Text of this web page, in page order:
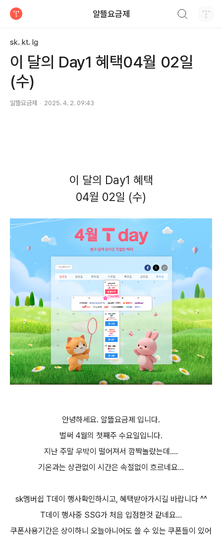
알뜰요금제
sk. kt. lg
이 달의 Day1 혜택04월 02일
(수)
알뜰요금제 2025. 4. 2. 09:43
이 달의 Day1 혜택
04월 02일 (수)
안녕하세요. 알뜰요금제 입니다.
벌써 4월의 첫째주 수요일입니다.
지난 주말 우박이 떨어져서 깜짝놀랐는데....
기온과는 상관없이 시간은 속절없이 흐르네요...
sk멤버쉽 T데이 행사확인하시고, 혜택받아가시길 바랍니다 ^^
T데이 행사중 SSG가 처음 입점한것 같네요...
쿠폰사용기간은 상이하니 오늘아니어도 쓸 수 있는 쿠폰들이 있어